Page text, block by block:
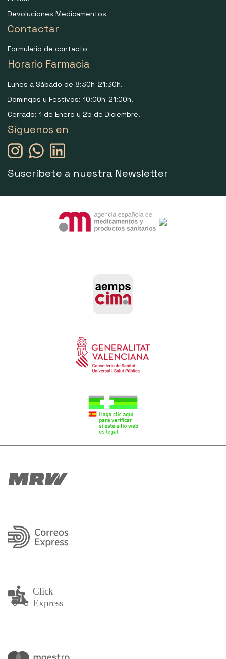
Devoluciones Medicamentos
Contactar
Formulario de contacto
Horario Farmacia
Lunes a Sábado de 8:30h-21:30h.
Domingos y Festivos: 10:00h-21:00h.
Cerrado: 1 de Enero y 25 de Diciembre.
Síguenos en
Suscríbete a nuestra Newsletter